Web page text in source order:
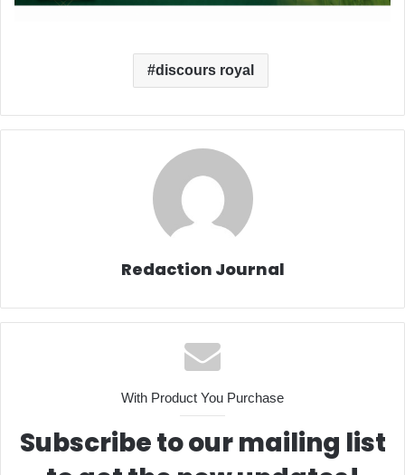
discours royal
Redaction Journal
With Product You Purchase
Subscribe to our mailing list